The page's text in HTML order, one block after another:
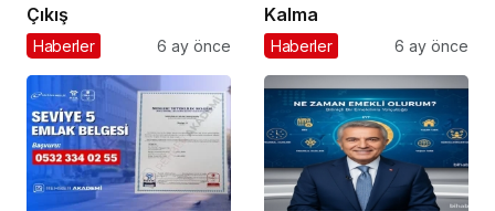
Çıkış
Haberler 6 ay önce
Kalma
Haberler 6 ay önce